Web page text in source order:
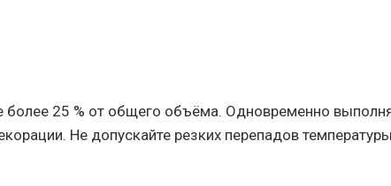
25 % от общего объёма. Одновременно
Не допускайте резких перепадов